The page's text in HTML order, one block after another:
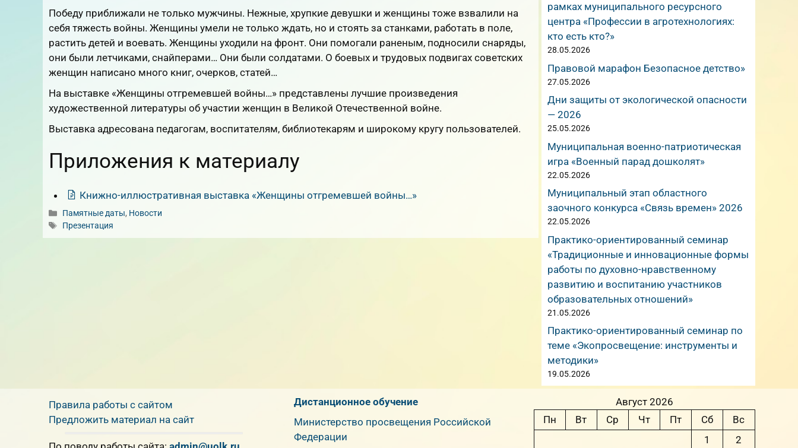
Победу приближали не только мужчины. Нежные, хрупкие девушки и женщины тоже взвалили на
себя тяжесть войны. Женщины умели не только ждать, но и стоять за станками, работать в поле,
растить детей и воевать. Женщины уходили на фронт. Они помогали раненым, подносили снаряды,
они были летчиками, снайперами… Они были солдатами. О боевых и трудовых подвигах советских
женщин написано много книг, очерков, статей…
На выставке «Женщины отгремевшей войны…» представлены лучшие произведения
художественной литературы об участии женщин в Великой Отечественной войне.
Выставка адресована педагогам, воспитателям, библиотекарям и широкому кругу пользователей.
Приложения к материалу
Книжно-иллюстративная выставка «Женщины отгремевшей войны…»
Рубрики
Памятные даты, Новости
Метки
Презентация
рамках муниципального ресурсного
центра «Профессии в агротехнологиях:
кто есть кто?»
28.05.2026
Правовой марафон Безопасное детство»
27.05.2026
Дни защиты от экологической опасности
— 2026
25.05.2026
Муниципальная военно-патриотическая
игра «Военный парад дошколят»
22.05.2026
Муниципальный этап областного
заочного конкурса «Связь времен» 2026
22.05.2026
Практико-ориентированный семинар
«Традиционные и инновационные формы
работы по духовно-нравственному
развитию и воспитанию участников
образовательных отношений»
21.05.2026
Практико-ориентированный семинар по
теме «Экопросвещение: инструменты и
методики»
19.05.2026
Правила работы с сайтом
Предложить материал на сайт
Дистанционное обучение
Министерство просвещения Российской
Федерации
Август 2026
Пн
Вт Ср Чт Пт Сб
Вс
1
2